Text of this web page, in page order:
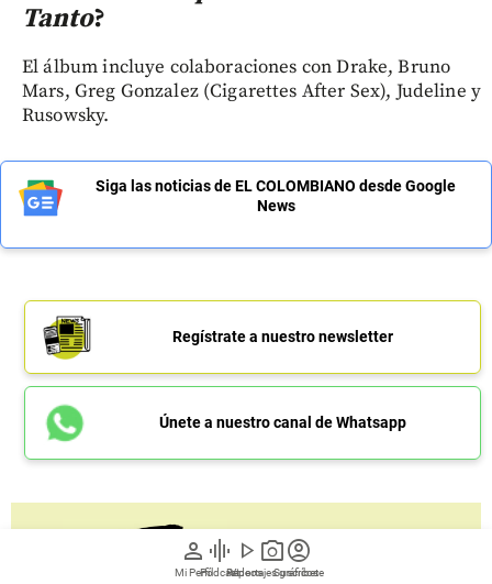
person
Mi Perfil
graphic_eq
Pódcast
play_arrow
Videos
photo_camera
Reportajes gráficos
account_circle
Suscríbete
Tanto?
El álbum incluye colaboraciones con Drake, Bruno
Mars, Greg Gonzalez (Cigarettes After Sex), Judeline y
Rusowsky.
Siga las noticias de EL COLOMBIANO desde Google
News
Regístrate a nuestro newsletter
Únete a nuestro canal de Whatsapp